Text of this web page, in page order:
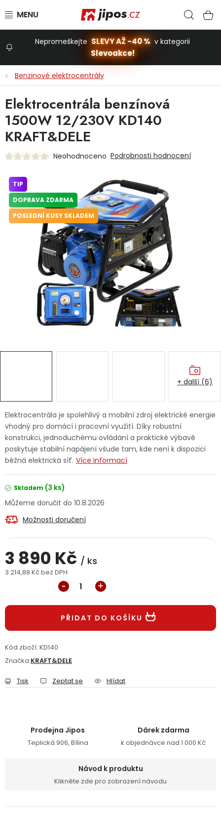
Stavba a dům
Dílna
Domácnost
Dětská hřiště
Autodoplňky
Vánoce
Ochranné pomůcky
Jaký je aktuální stav mé objednávky?
Servis nářadí Hodnocení obchodu
PODPORA
Reklamační formulář
Obchodní podmínky Reklamační řád
Nepromeškejte SLEVY AŽ -40 % v kategorii
Slevoakce!
Benzinové elektrocentrály
Elektrocentrála je spolehlivý a mobilní zdroj elektrické energie
vhodný pro domácí i pracovní využití. Díky robustní
konstrukci, jednoduchému ovládání a praktické výbavě
poskytuje stabilní napájení všude tam, kde není k dispozici
běžná elektrická síť. Více informací
Skladem (3 ks)
10.8.2026
Možnosti doručení
3 890 Kč / ks
3 214,88 Kč bez DPH
PŘIDAT DO KOŠÍKU
Kód zboží: KD140
Značka:KRAFT&DELE
Tisk Zeptat se Hlídat
Elektrocentrála benzínová
1500W 12/230V KD140
KRAFT&DELE
Neohodnoceno Podrobnosti hodnocení
TIP
DOPRAVA ZDARMA
POSLEDNÍ KUSY SKLADEM
+ další (6)
Prodejna Jipos
Teplická 906, Bílina
Dárek zdarma
k objednávce nad 1 000 Kč
Návod k produktu
Klikněte zde pro zobrazení návodu